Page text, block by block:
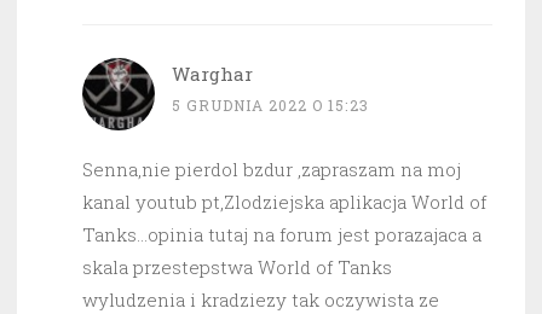
Warghar
5 GRUDNIA 2022 O 15:23
Senna,nie pierdol bzdur ,zapraszam na moj
kanal youtub pt,Zlodziejska aplikacja World of
Tanks…opinia tutaj na forum jest porazajaca a
skala przestepstwa World of Tanks
wyludzenia i kradziezy tak oczywista ze